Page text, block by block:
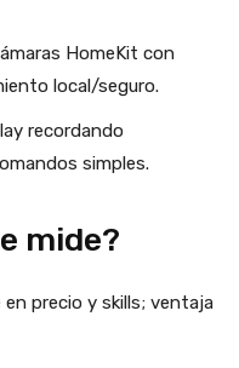
HomeKit con
local/seguro.
recordando
simples.
mide?
precio y skills; ventaja